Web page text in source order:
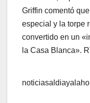
Griffin comentó
especial y la torpe
convertido en un
la Casa Blanca».